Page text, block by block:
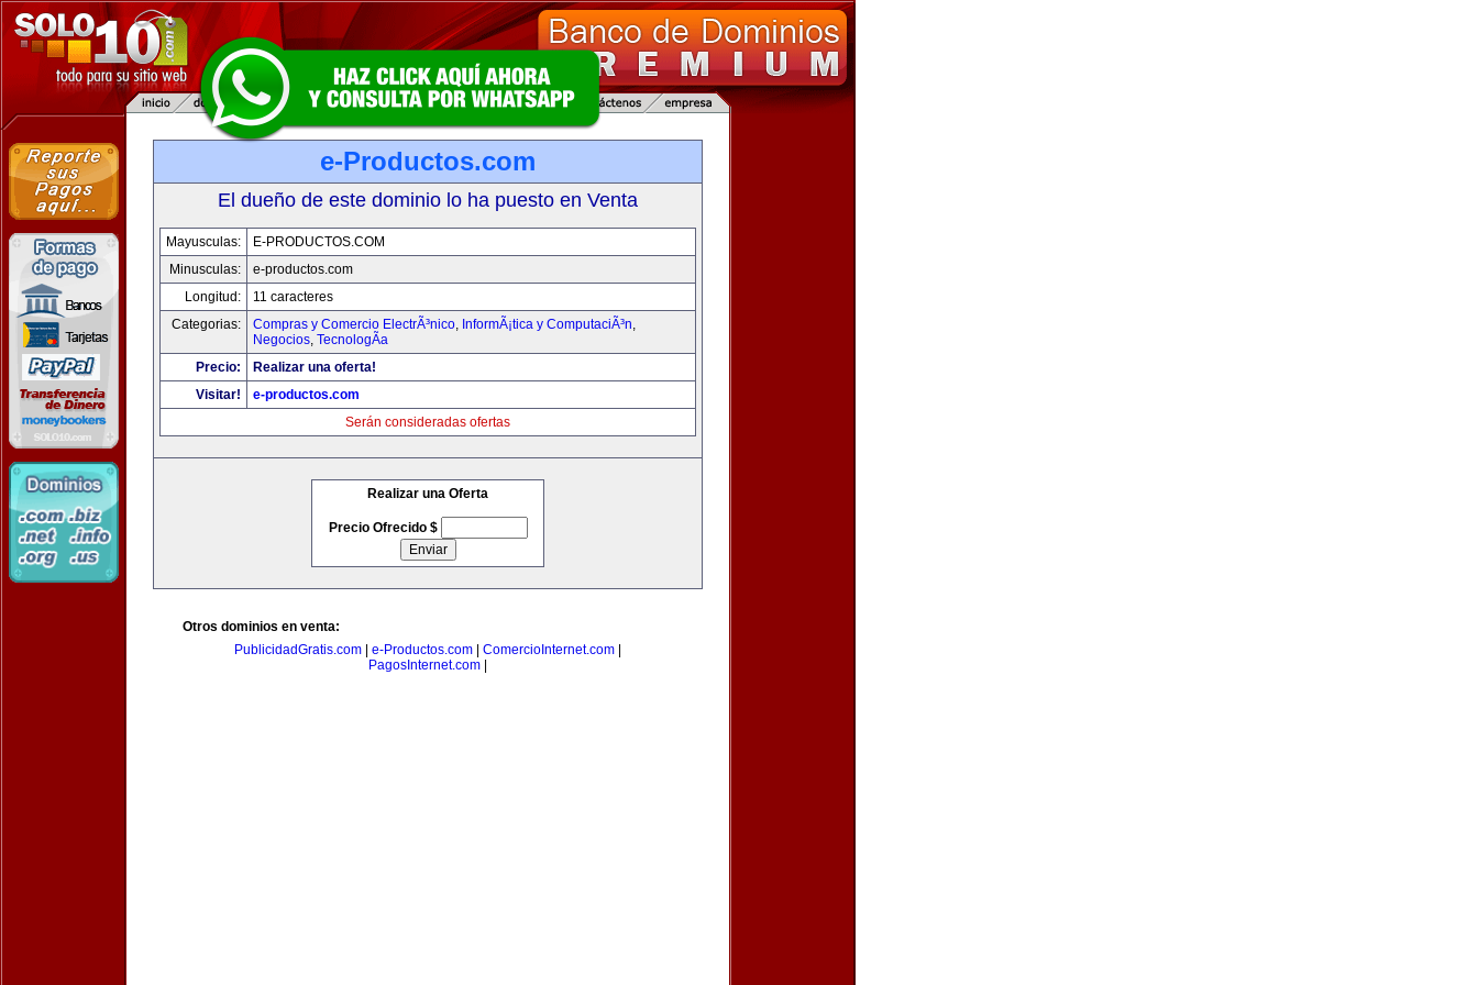
e-Productos.com
El dueño de este dominio lo ha puesto en Venta
Mayusculas:
E-PRODUCTOS.COM
Minusculas:
e-productos.com
Longitud:
11 caracteres
Categorias:
Compras y Comercio ElectrÃ³nico, InformÃ¡tica y ComputaciÃ³n,
Negocios, TecnologÃ­a
Precio:
Realizar una oferta!
Visitar!
e-productos.com
Serán consideradas ofertas
Realizar una Oferta
Precio Ofrecido $
Otros dominios en venta:
PublicidadGratis.com
e-Productos.com ComercioInternet.com
PagosInternet.com